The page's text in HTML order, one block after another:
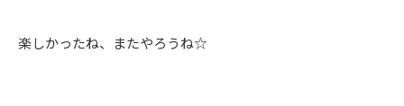
楽しかったね、またやろうね☆